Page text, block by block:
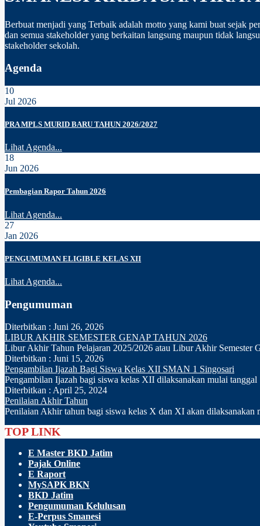
Berbuat menjadi yang Terbaik adalah motto yang kami buat sejak
dan semua stakeholder yang berkaitan langsung maupun tidak
stakeholder sekolah.
Agenda
10
Jul 2026
PRA MPLS MURID BARU TAHUN 2026/2027
Lihat Agenda...
18
Jun 2026
Pembagian Rapor Tahun 2026
Lihat Agenda...
27
Jan 2026
PENGUMUMAN ELIGIBLE KELAS XII
Lihat Agenda...
Pengumuman
Diterbitkan : Juni 26, 2026
LIBUR AKHIR SEMESTER GENAP TAHUN 2026
Libur Akhir Tahun Pelajaran 2025/2026 atau Libur Akhir Semester
Diterbitkan : Juni 15, 2026
Pengambilan Ijazah Bagi Siswa Kelas XII SMAN 1 Singosari
Pengambilan Ijazah bagi siswa kelas XII dilaksanakan mulai
Diterbitkan : April 25, 2024
Penilaian Akhir Tahun
Penilaian Akhir tahun bagi siswa kelas X dan XI akan dilaksanakan
TOP LINK
E Master BKD Jatim
Pajak Online
E Raport
MySAPK BKN
BKD Jatim
Pengumuman Kelulusan
E-Perpus Smanesi